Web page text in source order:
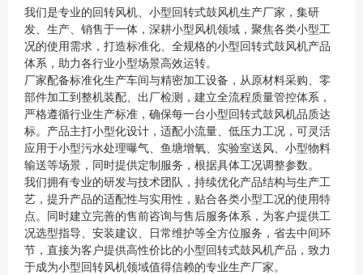
我们是专业的回转风机、小型回转式鼓风机生产厂家，集研
发、生产、销售于一体，深耕小型风机领域，聚焦各类小型工
况的使用需求，打造标准化、全规格的小型回转式鼓风机产品
体系，助力各行业小型场景高效运转。
厂家配备标准化生产车间与精密加工设备，从原材料采购、零
部件加工到整机装配、出厂检测，建立全流程质量管控体系，
严格遵循行业生产标准，确保每一台小型回转式鼓风机品质达
标。产品主打小型化设计，适配小流量、低压力工况，可灵活
应用于小型污水处理曝气、鱼塘增氧、实验室送风、小型物料
输送等场景，同时提供定制服务，根据具体工况调整参数。
我们拥有专业的研发与技术团队，持续优化产品结构与生产工
艺，提升产品的适配性与实用性，贴合各类小型工况的使用特
点。同时建立完善的售前咨询与售后服务体系，为客户提供工
况选型指导、安装建议、日常维护等全方位服务，省去中间环
节，直接为客户提供高性价比的小型回转式鼓风机产品，致力
于成为小型回转风机领域值得信赖的专业生产厂家。